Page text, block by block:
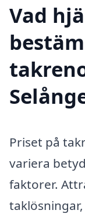
Vad
Priset på
variera
faktorer.